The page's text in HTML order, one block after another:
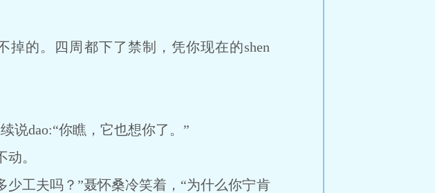
的。四周都下了禁制，凭你现在的shen
dao:“你瞧，它也想你了。”
。
工夫吗？”聂怀桑冷笑着，“为什么你宁肯